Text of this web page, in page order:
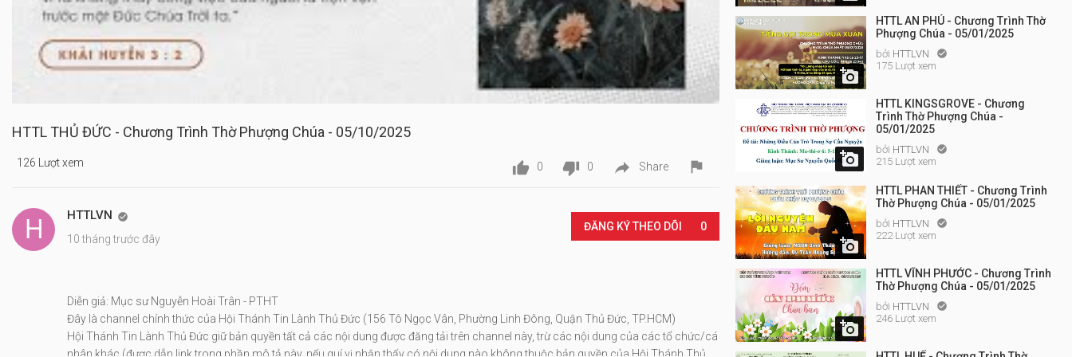

HTTL AN PHÚ - Chương Trình Thờ
Phượng Chúa - 05/01/2025
bởi HTTLVN 
175 Lượt xem

HTTL KINGSGROVE - Chương
Trình Thờ Phượng Chúa -
05/01/2025
bởi HTTLVN 
215 Lượt xem

HTTL PHAN THIẾT - Chương Trình
Thờ Phượng Chúa - 05/01/2025
bởi HTTLVN 
222 Lượt xem

HTTL VĨNH PHƯỚC - Chương Trình
Thờ Phượng Chúa - 05/01/2025
bởi HTTLVN 
246 Lượt xem
HTTL THỦ ĐỨC - Chương Trình Thờ Phượng Chúa - 05/10/2025
126 Lượt xem  0  0  Share 
HTTLVN 
10 tháng trước đây
ĐĂNG KÝ THEO DÕI 0
Diễn giả: Mục sư Nguyễn Hoài Trân - PTHT
Đây là channel chính thức của Hội Thánh Tin Lành Thủ Đức (156 Tô Ngọc Vân, Phường Linh Đông, Quận Thủ Đức, TP.HCM)
Hội Thánh Tin Lành Thủ Đức giữ bản quyền tất cả các nội dung được đăng tải trên channel này, trừ các nội dung của các tổ chức/cá
nhân khác (được dẫn link trong phần mô tả này, nếu quí vị nhận thấy có nội dung nào không thuộc bản quyền của Hội Thánh Thủ